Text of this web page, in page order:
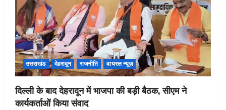
उत्तराखंड देहरादून राजनीति वायरल न्यूज़
दिल्ली के बाद देहरादून में भाजपा की बड़ी बैठक, सीएम ने
कार्यकर्ताओं किया संवाद